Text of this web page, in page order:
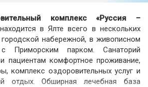
комплекс «Руссия –
в Ялте всего в нескольких
набережной, в живописном
Приморским парком. Санаторий
пациентам комфортное проживание,
комплекс оздоровительных услуг и
отдых. Обширная лечебная база